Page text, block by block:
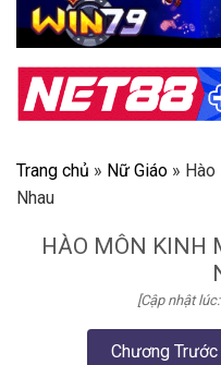
Trang chủ » Nữ Giáo »
Nhau
HÀO MÔN KINH
[Cập nhật
Chương Trước